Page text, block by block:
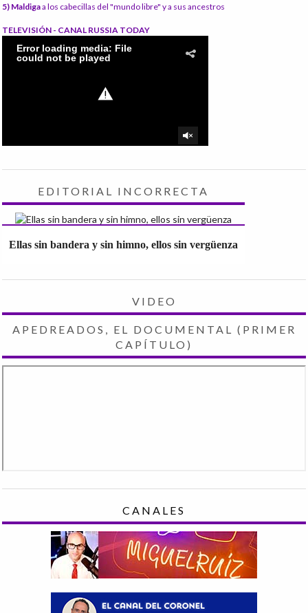
5) Maldigaa los cabecillas del "mundo libre" y a sus ancestros
TELEVISIÓN - CANAL RUSSIA TODAY
EDITORIAL INCORRECTA
Ellas sin bandera y sin himno, ellos sin vergüenza
VIDEO
APEDREADOS, EL DOCUMENTAL (PRIMER
CAPÍTULO)
CANALES